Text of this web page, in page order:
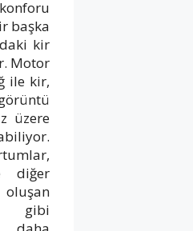
başka
kir
Motor
ile kir,
üzere
diğer
oluşan